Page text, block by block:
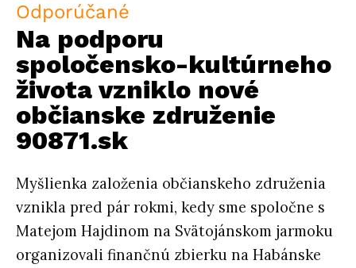
Odporúčané
Na podporu
spoločensko-kultúrneho
života vzniklo nové
občianske združenie
90871.sk
Myšlienka založenia občianskeho združenia
vznikla pred pár rokmi, kedy sme spoločne s
Matejom Hajdinom na Svätojánskom jarmoku
organizovali finančnú zbierku na Habánske